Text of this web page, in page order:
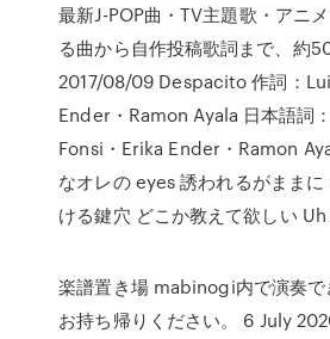
最新J-POP曲・TV主題歌・アニ
る曲から自作投稿歌詞まで、約
2017/08/09 Despacito 作詞：
Ender・Ramon Ayala 日本語詞
Fonsi・Erika Ender・Ramon
なオレの eyes 誘われるがまま
ける鍵穴 どこか教えて欲しい
楽譜置き場 mabinogi内で演奏で
お持ち帰りください。 6 July